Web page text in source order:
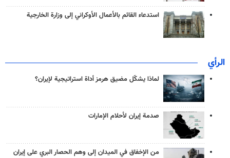
استدعاء القائم بالأعمال الأوكراني إلى وزارة الخارجية
الرأي
لماذا يشكّل مضيق هرمز أداة استراتيجية لإيران؟
صدمة إيران لأحلام الإمارات
من الإخفاق في الميدان إلى وهم الحصار البري على إيران